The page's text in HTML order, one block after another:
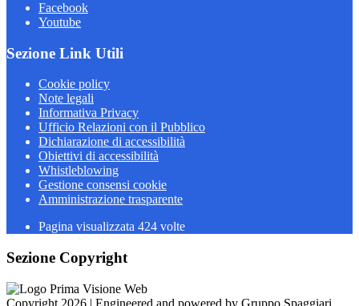
Facebook
Youtube
Sezione Link Utili
Cookie policy
Note legali
Informativa Privacy
Ufficio Relazioni con il Pubblico
Dichiarazione di accessibilità
Obiettivi di accessibilità
Whistleblowing
Gestione consensi cookie
Amministrazione trasparente
Pagina visualizzata 424 volte
Sezione Copyright
Copyright 2026 | Engineered and powered by Gruppo Spaggiari